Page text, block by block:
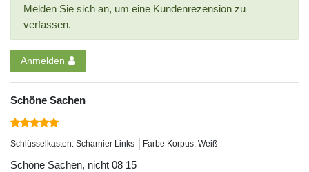
Melden Sie sich an, um eine Kundenrezension zu
verfassen.
Anmelden
Schöne Sachen
Schlüsselkasten: Scharnier Links Farbe Korpus: Weiß
Schöne Sachen, nicht 08 15